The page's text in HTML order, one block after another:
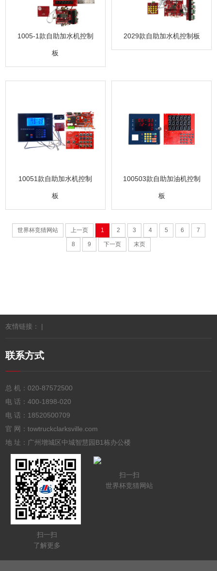
1005-1款自助加水机控制
板
2029款自助加水机控制板
10051款自助加水机控制
板
100503款自助加油机控制
板
世界杯竞猜网站 上一页 1 2 3 4 5 6 7
8 9 下一页 末页
友情链接： |
联系方式
总 机：020-87572500
电 话：400-1898-020
电 话： 18520500709
官 网：towtruckclarksville.com
地 址：广州增城区中城智慧园B1栋办公楼
扫一扫
了解更多
扫一扫
世界杯竞猜网站